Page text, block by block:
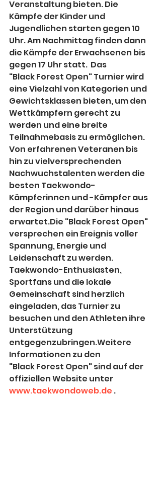
Veranstaltung bieten. Die
Kämpfe der Kinder und
Jugendlichen starten gegen 10
Uhr. Am Nachmittag finden dann
die Kämpfe der Erwachsenen bis
gegen 17 Uhr statt.  Das
"Black Forest Open" Turnier wird
eine Vielzahl von Kategorien und
Gewichtsklassen bieten, um den
Wettkämpfern gerecht zu
werden und eine breite
Teilnahmebasis zu ermöglichen.
Von erfahrenen Veteranen bis
hin zu vielversprechenden
Nachwuchstalenten werden die
besten Taekwondo-
Kämpferinnen und -Kämpfer aus
der Region und darüber hinaus
erwartet.Die "Black Forest Open"
versprechen ein Ereignis voller
Spannung, Energie und
Leidenschaft zu werden.
Taekwondo-Enthusiasten,
Sportfans und die lokale
Gemeinschaft sind herzlich
eingeladen, das Turnier zu
besuchen und den Athleten ihre
Unterstützung
entgegenzubringen.Weitere
Informationen zu den
"Black Forest Open" sind auf der
offiziellen Website unter
www.taekwondoweb.de .